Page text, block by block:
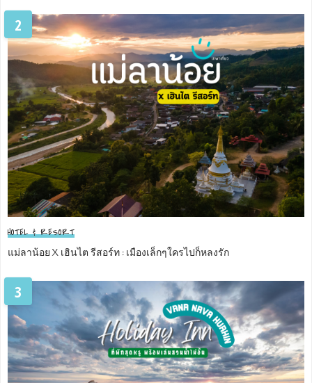
2
HOTEL & RESORT
แม่ลาน้อย X เฮินไต รีสอร์ท : เมืองเล็กๆใครไปก็หลงรัก
3